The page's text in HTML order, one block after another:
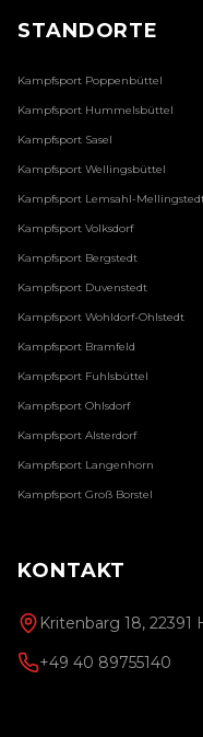
STANDORTE
Kampfsport Poppenbüttel
Kampfsport Hummelsbüttel
Kampfsport Sasel
Kampfsport Wellingsbüttel
Kampfsport Lemsahl-
Kampfsport Volksdorf
Kampfsport Bergstedt
Kampfsport Duvenstedt
Kampfsport Wohldorf-Ohlstedt
Kampfsport Bramfeld
Kampfsport Fuhlsbüttel
Kampfsport Ohlsdorf
Kampfsport Alsterdorf
Kampfsport Langenhorn
Kampfsport Groß Borstel
KONTAKT
Kritenbarg 18, 22391
+49 40 89755140